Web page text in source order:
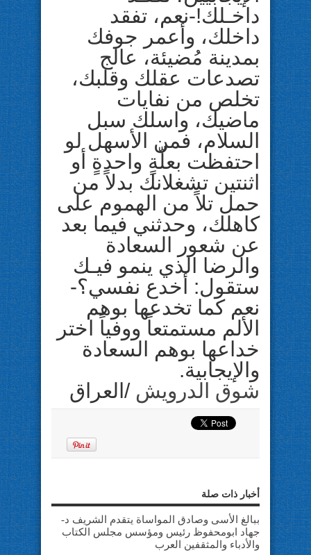
داخـلك!-نعم، تفقد
داخلك، وأعمر جوفك
بمدينة مُضيئة، عالج
تصدعات عقلك وقلبك،
تخلص من نفايات
ماضيك، واسلك سبل
السلام، فمن الأسهل لو
احتفظت بعلّةٍ واحدةٍ أو
اثنتين تشغلانك بدلاً من
حمل تلاً من الهموم على
كاهلك، وحدثني فيما بعد
عن شعور السعادة
والرضا الذي ينمو فيـك
ستقول: أخدع نفسي؟-
نعم كما تخدعها بوهم
الألم مستمتعاً ووفياً اختر
خداعها بوهم السعادة
والإيجابية.
شوق الدرويش /العراق
أخبار ذات صلة
ببالغ الأسى وصادق المواساة يتقدم الشريف د-
جهاد ابومحفوظ رئيس ومؤسس مجلس الكتاب
والأدباء والمثقفين العرب